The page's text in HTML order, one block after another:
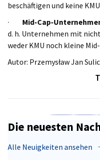
beschäftigen und keine
· Mid-Cap-
d. h. Unternehmen mit
weder KMU noch kleine
Autor: Przemysław Jan
Auf Facebook
Auf
Die neuesten
Alle Neuigkeiten ansehen